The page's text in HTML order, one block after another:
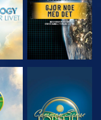
SE